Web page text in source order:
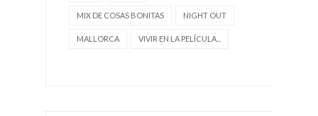
MIX DE COSAS BONITAS NIGHT OUT
MALLORCA VIVIR EN LA PELÍCULA...